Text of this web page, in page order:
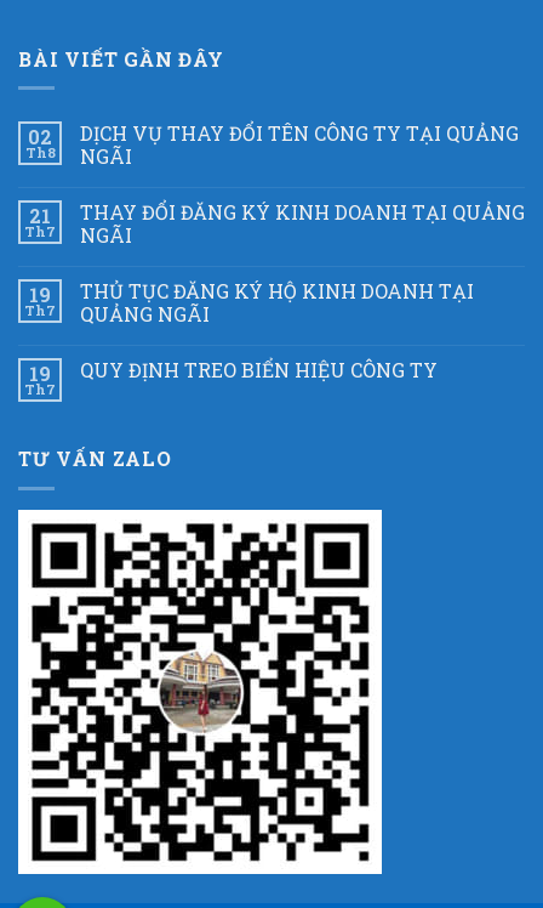
BÀI VIẾT GẦN ĐÂY
02
Th8
DỊCH VỤ THAY ĐỔI TÊN CÔNG TY TẠI QUẢNG
NGÃI
21
Th7
THAY ĐỔI ĐĂNG KÝ KINH DOANH TẠI QUẢNG
NGÃI
19
Th7
THỦ TỤC ĐĂNG KÝ HỘ KINH DOANH TẠI
QUẢNG NGÃI
19
Th7
QUY ĐỊNH TREO BIỂN HIỆU CÔNG TY
TƯ VẤN ZALO